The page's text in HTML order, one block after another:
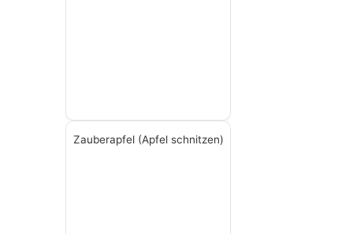
Zauberapfel (Apfel schnitzen)